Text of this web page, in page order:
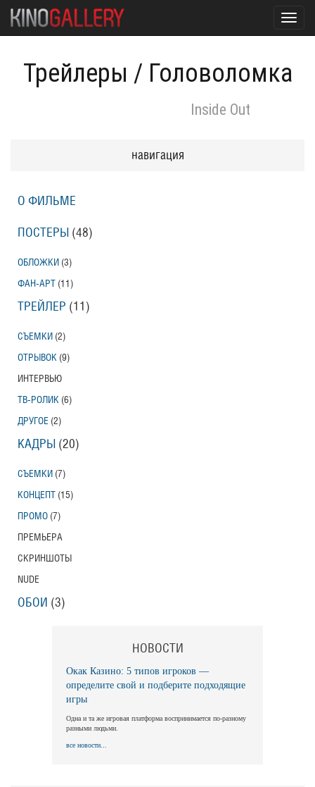
Трейлеры / Головоломка
Inside Out
навигация
О ФИЛЬМЕ
ПОСТЕРЫ (48)
ОБЛОЖКИ (3)
ФАН-АРТ (11)
ТРЕЙЛЕР (11)
СЪЕМКИ (2)
ОТРЫВОК (9)
ИНТЕРВЬЮ
ТВ-РОЛИК (6)
ДРУГОЕ (2)
КАДРЫ (20)
СЪЕМКИ (7)
КОНЦЕПТ (15)
ПРОМО (7)
ПРЕМЬЕРА
СКРИНШОТЫ
NUDE
ОБОИ (3)
НОВОСТИ
Окак Казино: 5 типов игроков —
определите свой и подберите подходящие
игры
Одна и та же игровая платформа воспринимается по-разному
разными людьми.
все новости...